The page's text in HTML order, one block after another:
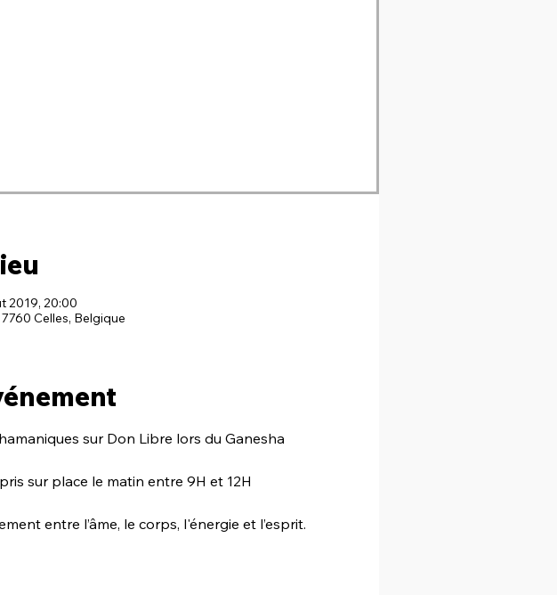
2019, 20:00
Celles, Belgique
sur Don Libre lors du Ganesha
sur place le matin entre 9H et 12H